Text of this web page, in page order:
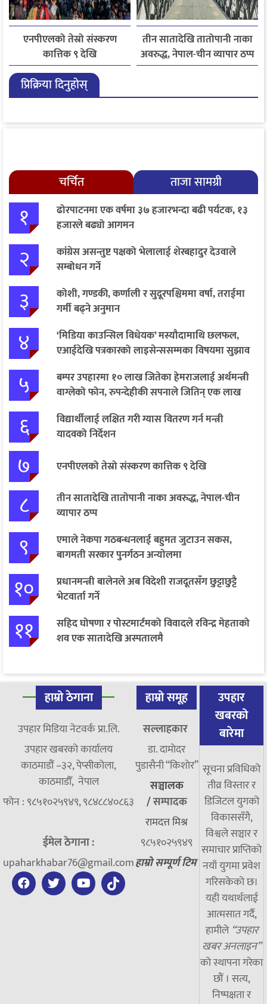
एनपीएलको तेस्रो संस्करण
कात्तिक ९ देखि
तीन सातादेखि तातोपानी नाका
अवरुद्ध, नेपाल-चीन व्यापार ठप्प
प्रिक्रिया दिनुहोस्
चर्चित ताजा सामग्री
१
ढोरपाटनमा एक वर्षमा ३७ हजारभन्दा बढी पर्यटक, १३
हजारले बढ्यो आगमन
२
कांग्रेस असन्तुष्ट पक्षको भेलालाई शेरबहादुर देउवाले
सम्बोधन गर्ने
३
कोशी, गण्डकी, कर्णाली र सुदूरपश्चिममा वर्षा, तराईमा
गर्मी बढ्ने अनुमान
४
‘मिडिया काउन्सिल विधेयक’ मस्यौदामाथि छलफल,
एआईदेखि पत्रकारको लाइसेन्ससम्मका विषयमा सुझाव
५
बम्पर उपहारमा १० लाख जितेका हेमराजलाई अर्थमन्त्री
वाग्लेको फोन, रुपन्देहीकी सपनाले जितिन् एक लाख
६
विद्यार्थीलाई लक्षित गरी ग्यास वितरण गर्न मन्त्री
यादवको निर्देशन
७ एनपीएलको तेस्रो संस्करण कात्तिक ९ देखि
८
तीन सातादेखि तातोपानी नाका अवरुद्ध, नेपाल-चीन
व्यापार ठप्प
९
एमाले नेकपा गठबन्धनलाई बहुमत जुटाउन सकस,
बागमती सरकार पुनर्गठन अन्योलमा
१०
प्रधानमन्त्री बालेनले अब विदेशी राजदूतसँग छुट्टाछुट्टै
भेटवार्ता गर्ने
११
सहिद घोषणा र पोस्टमार्टमको विवादले रविन्द्र मेहताको
शव एक सातादेखि अस्पतालमै
हाम्रो ठेगाना
उपहार मिडिया नेटवर्क प्रा.लि.
उपहार खबरको कार्यालय
काठमाडौं –३२, पेप्सीकोला,
काठमाडौँ, नेपाल
फोन : ९८५१०२५९४९, ९८४८८४०८६३
ईमेल ठेगाना :
upaharkhabar76@gmail.com
हाम्रो समूह
सल्लाहकार
डा. दामाेदर
पुडासैनी “किशाेर”
सञ्चालक
/सम्पादक
रामदत्त मिश्र
९८५१०२५९४९
हाम्रो सम्पूर्ण टिम
उपहार
खबरको
बारेमा
सूचना प्रविधिको
तीव्र विस्तार र
डिजिटल युगको
विकाससँगै,
विश्वले सञ्चार र
समाचार प्राप्तिको
नयाँ युगमा प्रवेश
गरिसकेको छ।
यही यथार्थलाई
आत्मसात गर्दै,
हामीले “उपहार
खबर अनलाइन”
को स्थापना गरेका
छौं । सत्य,
निष्पक्षता र